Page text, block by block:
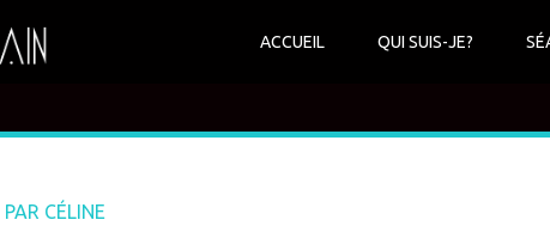
ACCUEIL QUI SUIS-JE?
PAR CÉLINE